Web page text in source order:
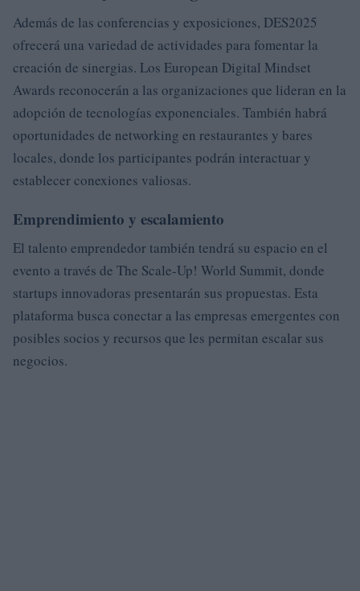
Además de las conferencias y exposiciones, DES2025
ofrecerá una variedad de actividades para fomentar la
creación de sinergias. Los European Digital Mindset
Awards reconocerán a las organizaciones que lideran en la
adopción de tecnologías exponenciales. También habrá
oportunidades de networking en restaurantes y bares
locales, donde los participantes podrán interactuar y
establecer conexiones valiosas.
Emprendimiento y escalamiento
El talento emprendedor también tendrá su espacio en el
evento a través de The Scale-Up! World Summit, donde
startups innovadoras presentarán sus propuestas. Esta
plataforma busca conectar a las empresas emergentes con
posibles socios y recursos que les permitan escalar sus
negocios.